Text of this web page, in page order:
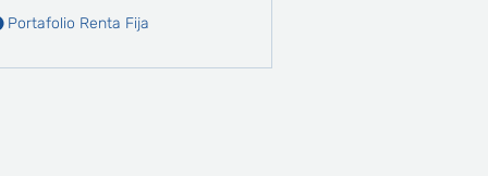
Portafolio Renta Fija